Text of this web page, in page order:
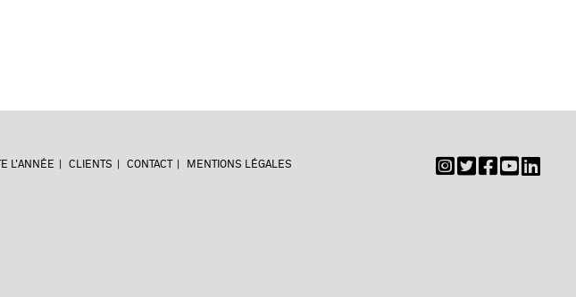
L'ANNÉE CLIENTS CONTACT MENTIONS LÉGALES